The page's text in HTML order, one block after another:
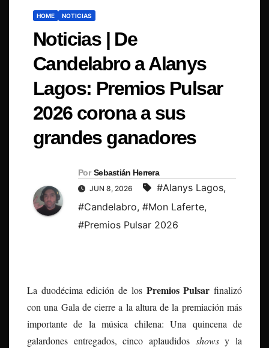
HOME NOTICIAS
Noticias | De
Candelabro a Alanys
Lagos: Premios Pulsar
2026 corona a sus
grandes ganadores
Por Sebastián Herrera
JUN 8, 2026 #Alanys Lagos,
#Candelabro, #Mon Laferte,
#Premios Pulsar 2026
La duodécima edición de los Premios Pulsar finalizó
con una Gala de cierre a la altura de la premiación más
importante de la música chilena: Una quincena de
galardones entregados, cinco aplaudidos showsy la